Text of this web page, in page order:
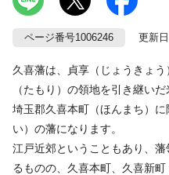
ページ番号1006246 更新日
久喜藩は、貞享（じょうきょ
（たもり）の領地を引き継い
埼玉郡久喜本町（ほんまち）
い）の藩になります。
江戸近郊ということもあり、
るものの、久喜本町、久喜新町